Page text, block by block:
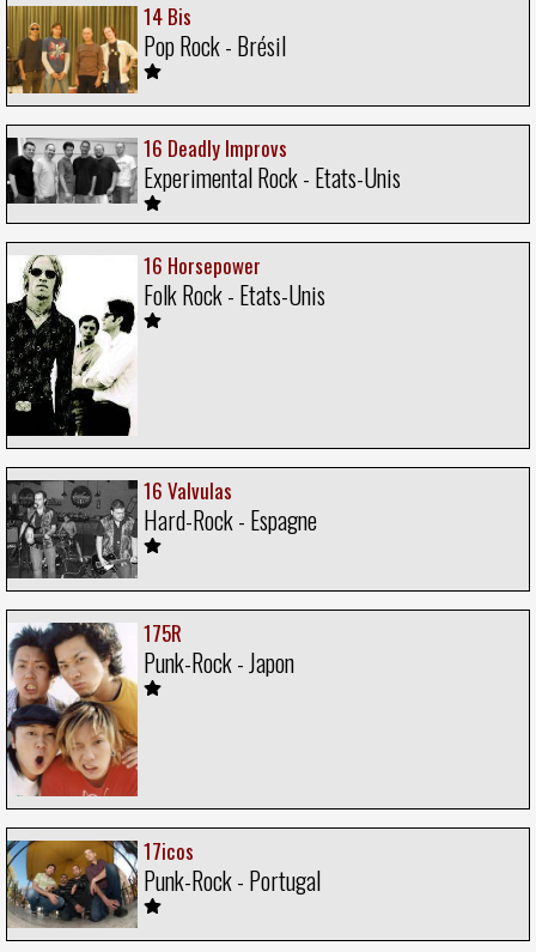
14 Bis
Pop Rock - Brésil
16 Deadly Improvs
Experimental Rock - Etats-Unis
16 Horsepower
Folk Rock - Etats-Unis
16 Valvulas
Hard-Rock - Espagne
175R
Punk-Rock - Japon
17icos
Punk-Rock - Portugal